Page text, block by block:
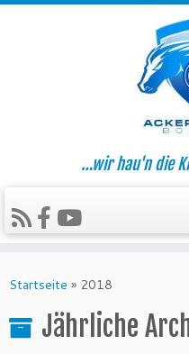
Inhalt
…wir hau'n die
Startseite » 2018
Jährliche